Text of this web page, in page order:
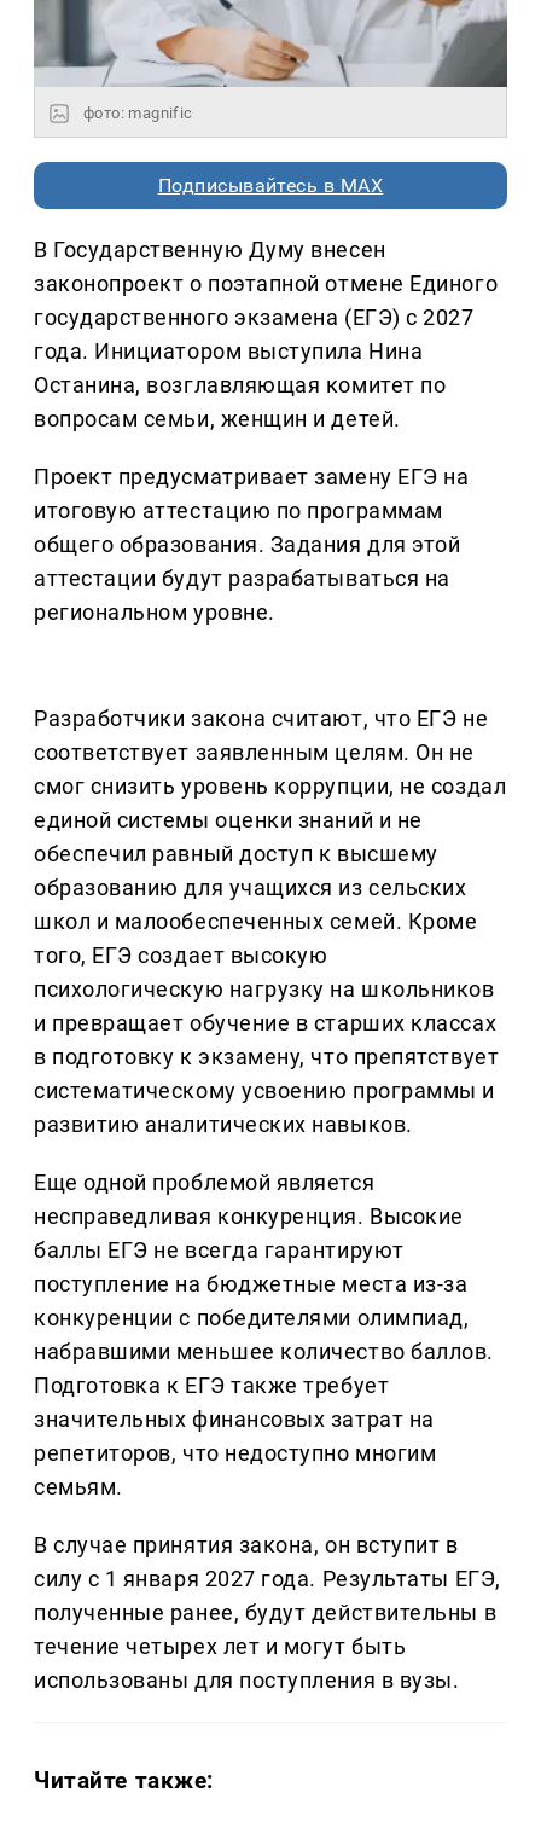
фото: magnific
Подписывайтесь в MAX
В Государственную Думу внесен
законопроект о поэтапной отмене Единого
государственного экзамена (ЕГЭ) с 2027
года. Инициатором выступила Нина
Останина, возглавляющая комитет по
вопросам семьи, женщин и детей.
Проект предусматривает замену ЕГЭ на
итоговую аттестацию по программам
общего образования. Задания для этой
аттестации будут разрабатываться на
региональном уровне.
Разработчики закона считают, что ЕГЭ не
соответствует заявленным целям. Он не
смог снизить уровень коррупции, не создал
единой системы оценки знаний и не
обеспечил равный доступ к высшему
образованию для учащихся из сельских
школ и малообеспеченных семей. Кроме
того, ЕГЭ создает высокую
психологическую нагрузку на школьников
и превращает обучение в старших классах
в подготовку к экзамену, что препятствует
систематическому усвоению программы и
развитию аналитических навыков.
Еще одной проблемой является
несправедливая конкуренция. Высокие
баллы ЕГЭ не всегда гарантируют
поступление на бюджетные места из-за
конкуренции с победителями олимпиад,
набравшими меньшее количество баллов.
Подготовка к ЕГЭ также требует
значительных финансовых затрат на
репетиторов, что недоступно многим
семьям.
В случае принятия закона, он вступит в
силу с 1 января 2027 года. Результаты ЕГЭ,
полученные ранее, будут действительны в
течение четырех лет и могут быть
использованы для поступления в вузы.
Читайте также: